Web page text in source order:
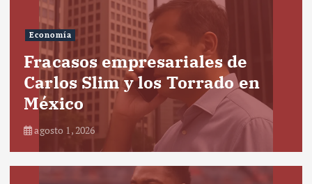
Economía
Fracasos empresariales de
Carlos Slim y los Torrado en
México
agosto 1, 2026